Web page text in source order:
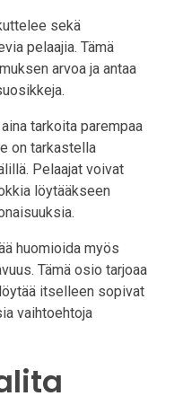
sekä
pelaajia. Tämä
arvoa ja antaa
tarkoita parempaa
on tarkastella
Pelaajat voivat
löytääkseen
huomioida myös
Tämä osio tarjoaa
itselleen sopivat
vaihtoehtoja